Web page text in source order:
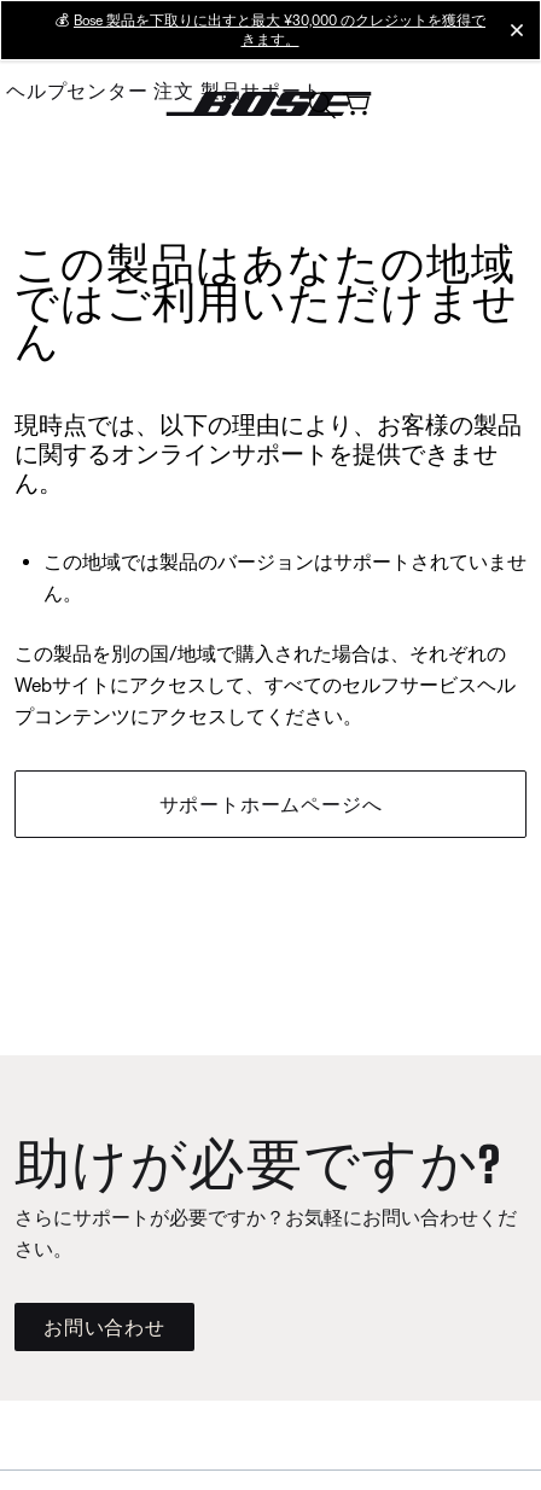
Main
💰 Bose 製品を下取りに出すと最大 ¥30,000 のクレジットを獲得で
きます。
ヘルプセンター 注文 製品サポート
この製品はあなたの地域
ではご利用いただけませ
ん
現時点では、以下の理由により、お客様の製品
に関するオンラインサポートを提供できませ
ん。
この地域では製品のバージョンはサポートされていませ
ん。
この製品を別の国/地域で購入された場合は、それぞれの
Webサイトにアクセスして、すべてのセルフサービスヘル
プコンテンツにアクセスしてください。
サポートホームページへ
助けが必要ですか?
さらにサポートが必要ですか？お気軽にお問い合わせくだ
さい。
お問い合わせ